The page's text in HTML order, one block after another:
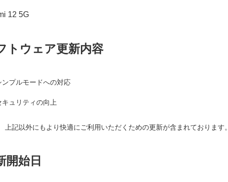
12 5G
トウェア更新内容
ンプルモードへの対応
キュリティの向上
上記以外にもより快適にご利用いただくための更新が含まれております。
開始日